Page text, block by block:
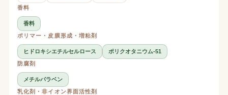
香料
香料
ポリマー・皮膜形成・増粘剤
ヒドロキシエチルセルロース
ポリクオタニウム-51
防腐剤
メチルパラベン
乳化剤・非イオン界面活性剤